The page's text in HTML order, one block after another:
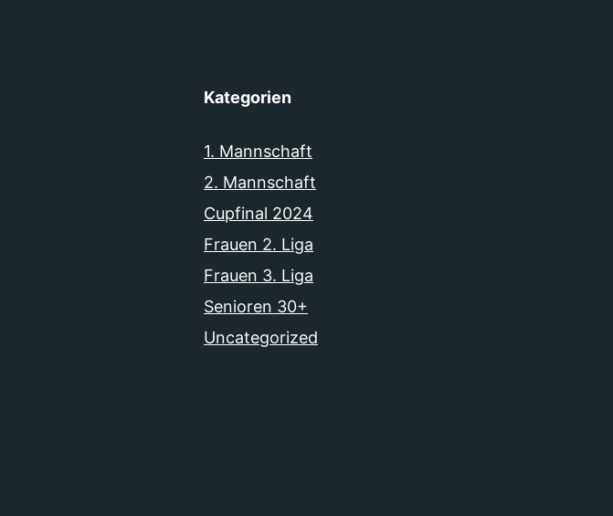
Kategorien
1. Mannschaft
2. Mannschaft
Cupfinal 2024
Frauen 2. Liga
Frauen 3. Liga
Senioren 30+
Uncategorized